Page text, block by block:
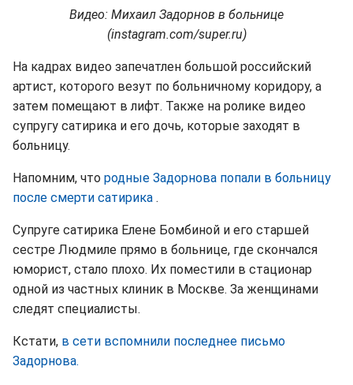
Видео: Михаил Задорнов в больнице
(instagram.com/super.ru)
На кадрах видео запечатлен большой российский
артист, которого везут по больничному коридору, а
затем помещают в лифт. Также на ролике видео
супругу сатирика и его дочь, которые заходят в
больницу.
Напомним, что родные Задорнова попали в больницу
после смерти сатирика .
Супруге сатирика Елене Бомбиной и его старшей
сестре Людмиле прямо в больнице, где скончался
юморист, стало плохо. Их поместили в стационар
одной из частных клиник в Москве. За женщинами
следят специалисты.
Кстати, в сети вспомнили последнее письмо
Задорнова.